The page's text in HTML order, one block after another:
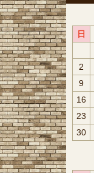
日
2
9
16
23
30